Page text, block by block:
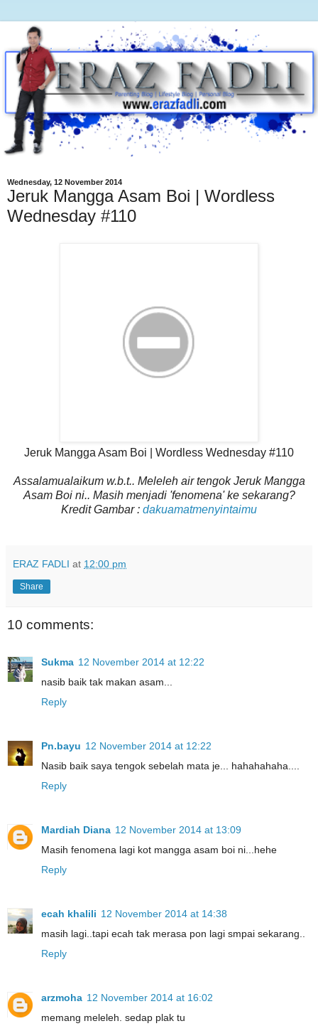
Wednesday, 12 November 2014
Jeruk Mangga Asam Boi | Wordless
Wednesday #110
Jeruk Mangga Asam Boi | Wordless Wednesday #110
Assalamualaikum w.b.t.. Meleleh air tengok Jeruk Mangga
Asam Boi ni.. Masih menjadi 'fenomena' ke sekarang?
Kredit Gambar : dakuamatmenyintaimu
ERAZ FADLI at 12:00 pm
Share
10 comments:
Sukma 12 November 2014 at 12:22
nasib baik tak makan asam...
Reply
Pn.bayu 12 November 2014 at 12:22
Nasib baik saya tengok sebelah mata je... hahahahaha....
Reply
Mardiah Diana 12 November 2014 at 13:09
Masih fenomena lagi kot mangga asam boi ni...hehe
Reply
ecah khalili 12 November 2014 at 14:38
masih lagi..tapi ecah tak merasa pon lagi smpai sekarang..
Reply
arzmoha 12 November 2014 at 16:02
memang meleleh. sedap plak tu